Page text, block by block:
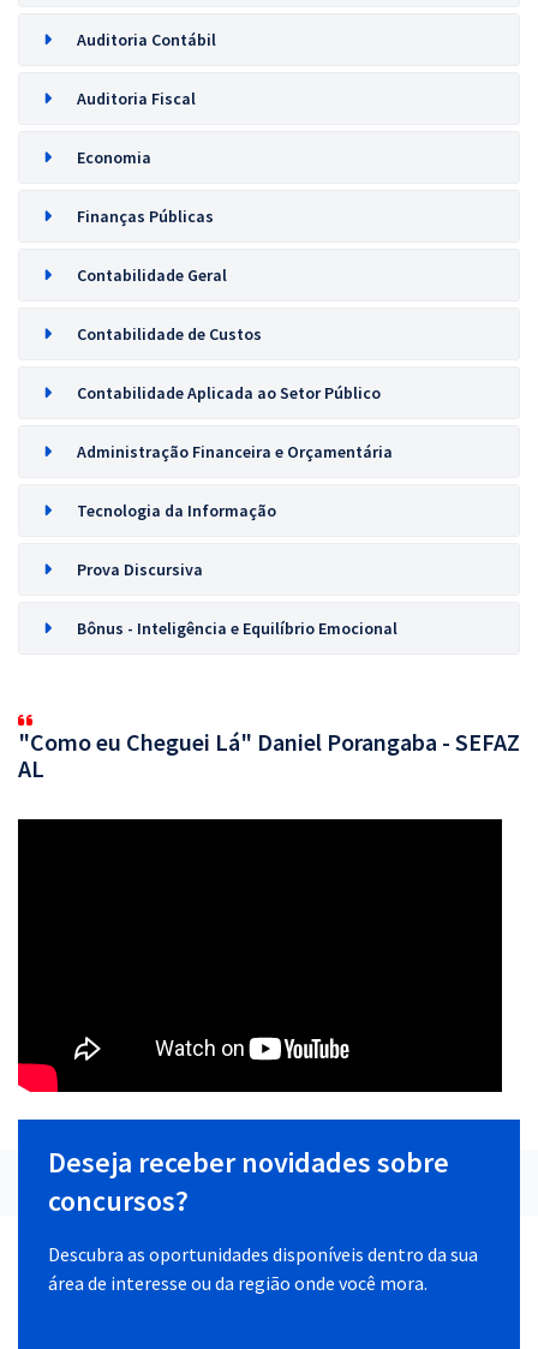
Auditoria Contábil
Auditoria Fiscal
Economia
Finanças Públicas
Contabilidade Geral
Contabilidade de Custos
Contabilidade Aplicada ao Setor Público
Administração Financeira e Orçamentária
Tecnologia da Informação
Prova Discursiva
Bônus - Inteligência e Equilíbrio Emocional
"Como eu Cheguei Lá" Daniel Porangaba - SEFAZ
AL
Deseja receber novidades sobre
concursos?
Descubra as oportunidades disponíveis dentro da sua
área de interesse ou da região onde você mora.